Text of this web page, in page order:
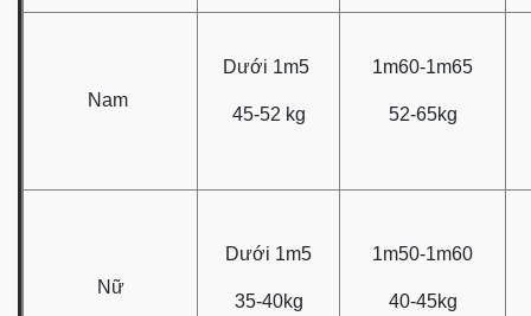
Nam
Dưới 1m5
45-52 kg
1m60-1m65
52-65kg
Nữ
Dưới 1m5
35-40kg
1m50-1m60
40-45kg